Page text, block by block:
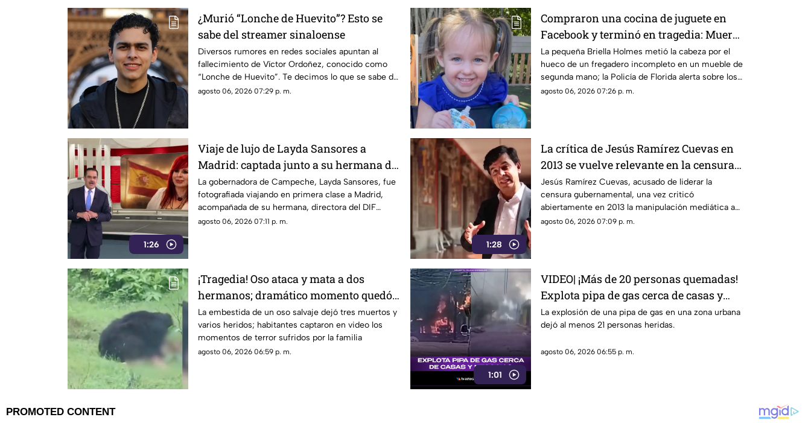
¿Murió “Lonche de Huevito”? Esto se
sabe del streamer sinaloense
Diversos rumores en redes sociales apuntan al
fallecimiento de Víctor Ordoñez, conocido como
“Lonche de Huevito”. Te decimos lo que se sabe del
streamer
agosto 06, 2026 07:29 p. m.
Compraron una cocina de juguete en
Facebook y terminó en tragedia: Muere
niña de 3 años atrapada en el mueble
La pequeña Briella Holmes metió la cabeza por el
hueco de un fregadero incompleto en un mueble de
segunda mano; la Policía de Florida alerta sobre los
riesgos de artículos infantiles usados
agosto 06, 2026 07:26 p. m.
1:26
Viaje de lujo de Layda Sansores a
Madrid: captada junto a su hermana del
DIF estatal
La gobernadora de Campeche, Layda Sansores, fue
fotografiada viajando en primera clase a Madrid,
acompañada de su hermana, directora del DIF
estatal
agosto 06, 2026 07:11 p. m.
1:28
La crítica de Jesús Ramírez Cuevas en
2013 se vuelve relevante en la censura
actual
Jesús Ramírez Cuevas, acusado de liderar la
censura gubernamental, una vez criticó
abiertamente en 2013 la manipulación mediática a
través de publicidad oficial
agosto 06, 2026 07:09 p. m.
¡Tragedia! Oso ataca y mata a dos
hermanos; dramático momento quedó
grabado en VIDEO
La embestida de un oso salvaje dejó tres muertos y
varios heridos; habitantes captaron en video los
momentos de terror sufridos por la familia
agosto 06, 2026 06:59 p. m.
1:01
VIDEO| ¡Más de 20 personas quemadas!
Explota pipa de gas cerca de casas y
negocios
La explosión de una pipa de gas en una zona urbana
dejó al menos 21 personas heridas.
agosto 06, 2026 06:55 p. m.